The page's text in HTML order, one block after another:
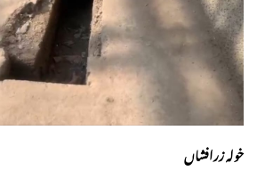
خولہ زرافشاں